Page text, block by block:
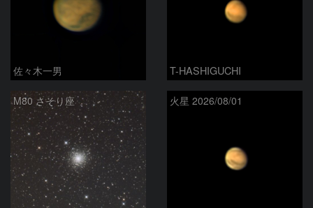
佐々木一男 T-HASHIGUCHI
M80 さそり座 火星 2026/08/01